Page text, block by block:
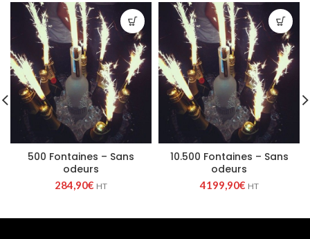
500 Fontaines – Sans
odeurs
284,90€ HT
10.500 Fontaines – Sans
odeurs
4199,90€ HT